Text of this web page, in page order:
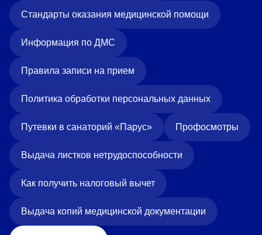
Стандарты оказания медицинской помощи
Информация по ДМС
Правила записи на прием
Политика обработки персональных данных
Путевки в санаторий «Парус» Профосмотры
Выдача листков нетрудоспособности
Как получить налоговый вычет
Выдача копий медицинской документации